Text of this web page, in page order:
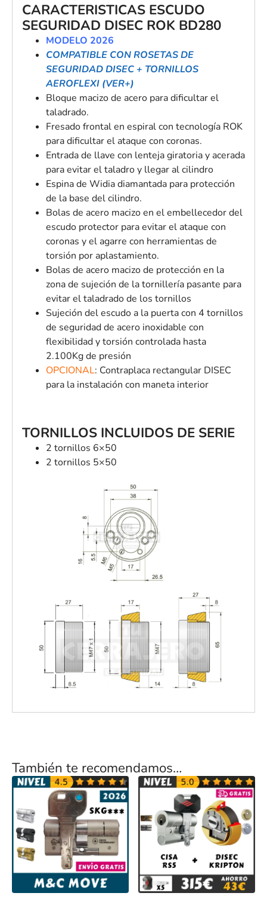
CARACTERISTICAS ESCUDO
SEGURIDAD DISEC ROK BD280
MODELO 2026
COMPATIBLE CON ROSETAS DE
SEGURIDAD DISEC + TORNILLOS
AEROFLEXI (VER+)
Bloque macizo de acero para dificultar el
taladrado.
Fresado frontal en espiral con tecnología ROK
para dificultar el ataque con coronas.
Entrada de llave con lenteja giratoria y acerada
para evitar el taladro y llegar al cilindro
Espina de Widia diamantada para protección
de la base del cilindro.
Bolas de acero macizo en el embellecedor del
escudo protector para evitar el ataque con
coronas y el agarre con herramientas de
torsión por aplastamiento.
Bolas de acero macizo de protección en la
zona de sujeción de la tornillería pasante para
evitar el taladrado de los tornillos
Sujeción del escudo a la puerta con 4 tornillos
de seguridad de acero inoxidable con
flexibilidad y torsión controlada hasta
2.100Kg de presión
OPCIONAL: Contraplaca rectangular DISEC
para la instalación con maneta interior
TORNILLOS INCLUIDOS DE SERIE
2 tornillos 6×50
2 tornillos 5×50
También te recomendamos…